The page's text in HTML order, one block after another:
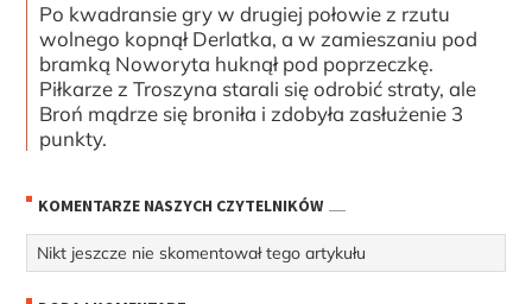
Po kwadransie gry w drugiej połowie z rzutu
wolnego kopnął Derlatka, a w zamieszaniu pod
bramką Noworyta huknął pod poprzeczkę.
Piłkarze z Troszyna starali się odrobić straty, ale
Broń mądrze się broniła i zdobyła zasłużenie 3
punkty.
KOMENTARZE NASZYCH CZYTELNIKÓW
Nikt jeszcze nie skomentował tego artykułu